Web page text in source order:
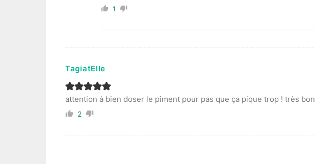
1
TagiatElle
attention à bien doser le piment pour pas que ça pique trop ! très bon
2